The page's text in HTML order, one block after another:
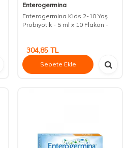
Enterogermina
Enterogermina Kids 2-10 Yaş
Probiyotik - 5 ml x 10 Flakon -
304,85 TL
Sepete Ekle